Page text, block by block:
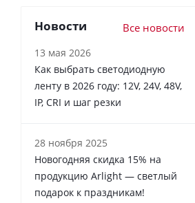
Новости Все новости
13 мая 2026
Как выбрать светодиодную
ленту в 2026 году: 12V, 24V, 48V,
IP, CRI и шаг резки
28 ноября 2025
Новогодняя скидка 15% на
продукцию Arlight — светлый
подарок к праздникам!